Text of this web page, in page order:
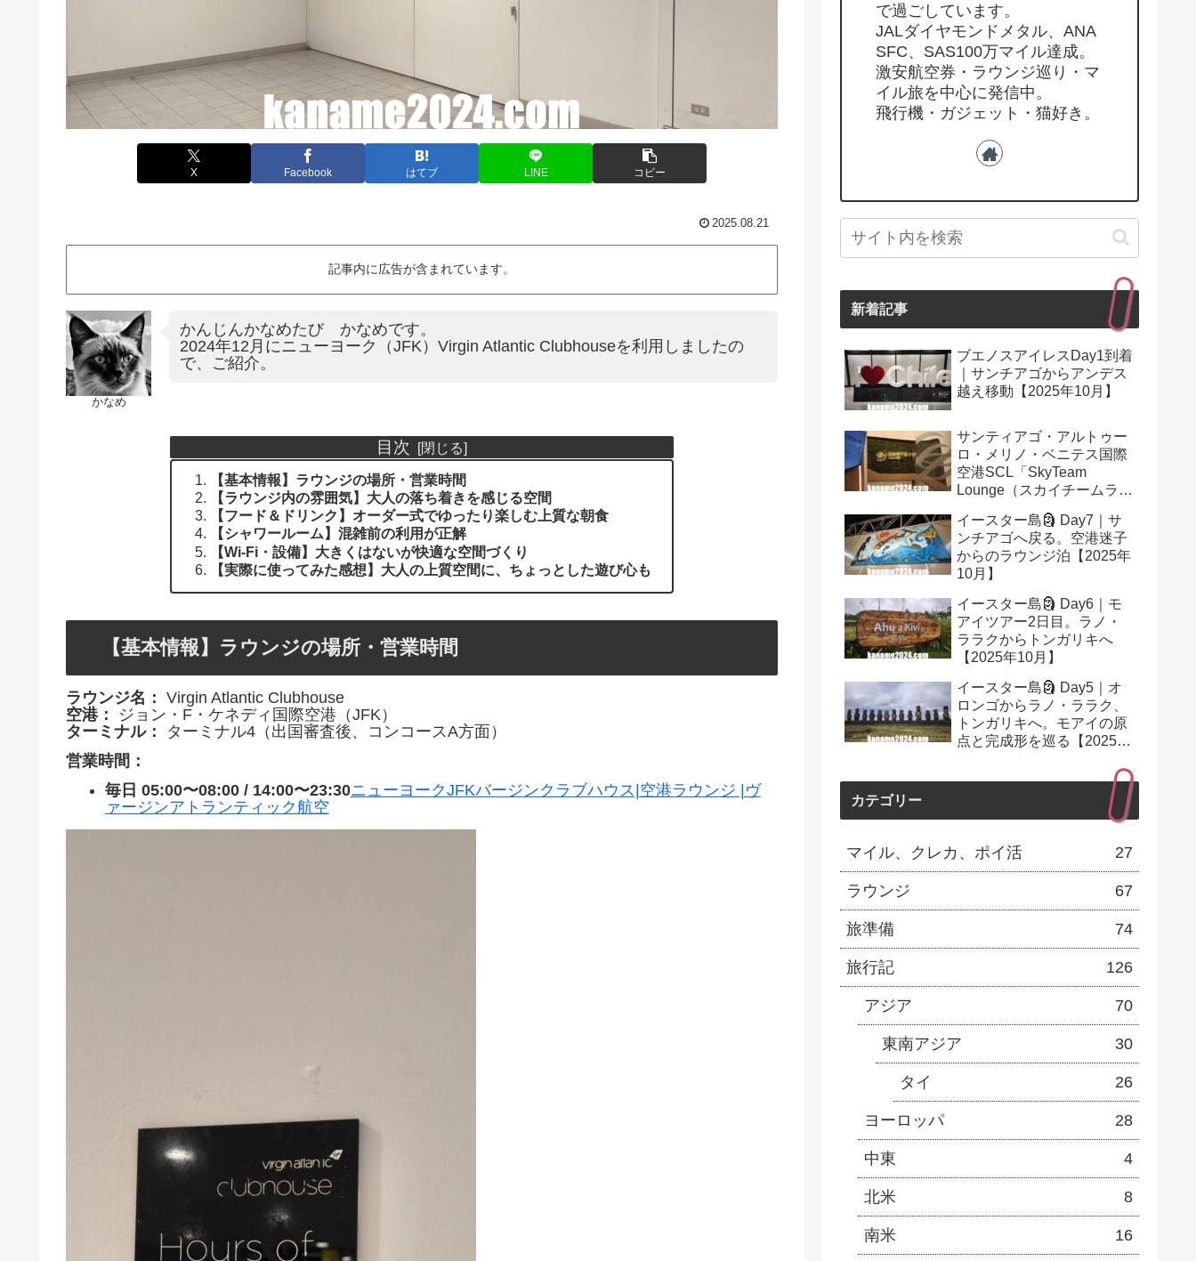
X Facebook はてブ LINE コピー
2025.08.21
記事内に広告が含まれています。
かなめ
かんじんかなめたび かなめです。
2024年12月にニューヨーク（JFK）Virgin Atlantic Clubhouseを利用しましたの
で、ご紹介。
目次
【基本情報】ラウンジの場所・営業時間
【ラウンジ内の雰囲気】大人の落ち着きを感じる空間
【フード＆ドリンク】オーダー式でゆったり楽しむ上質な朝食
【シャワールーム】混雑前の利用が正解
【Wi-Fi・設備】大きくはないが快適な空間づくり
【実際に使ってみた感想】大人の上質空間に、ちょっとした遊び心も
【基本情報】ラウンジの場所・営業時間
ラウンジ名： Virgin Atlantic Clubhouse
空港：
ジョン・F・ケネディ国際空港（JFK）
ターミナル：
ターミナル4（出国審査後、コンコースA方面）
営業時間：
毎日 05:00〜08:00 / 14:00〜23:30ニューヨークJFKバージンクラブハウス|空港ラウンジ |ヴ
ァージンアトランティック航空
で過ごしています。
JALダイヤモンドメタル、ANA
SFC、SAS100万マイル達成。
激安航空券・ラウンジ巡り・マ
イル旅を中心に発信中。
飛行機・ガジェット・猫好き。
新着記事
ブエノスアイレスDay1到着
｜サンチアゴからアンデス
越え移動【2025年10月】
サンティアゴ・アルトゥー
ロ・メリノ・ベニテス国際
空港SCL「SkyTeam
Lounge（スカイチームラウ
オリティパス可【2025年10
月】
イースター島🗿 Day7｜サ
ンチアゴへ戻る。空港迷子
からのラウンジ泊【2025年
10月】
イースター島🗿 Day6｜モ
アイツアー2日目。ラノ・
ララクからトンガリキへ
【2025年10月】
イースター島🗿 Day5｜オ
ロンゴからラノ・ララク、
トンガリキへ。モアイの原
点と完成形を巡る【2025年
カテゴリー
マイル、クレカ、ポイ活 27
ラウンジ 67
旅準備 74
旅行記 126
アジア 70
東南アジア 30
タイ 26
ヨーロッパ 28
中東 4
北米 8
南米 16